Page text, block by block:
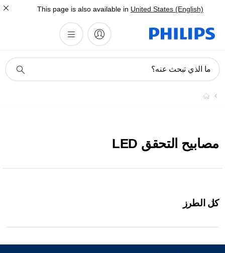
This page is also available in United States (English)
دعم
ما الذي تبحث عنه؟
مصابيح التحقق LED
كل الطرز